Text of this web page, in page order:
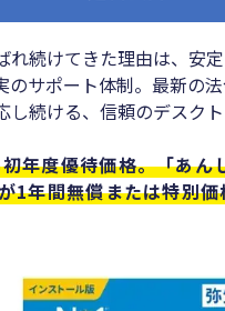
れ続けてきた理由は、安
のサポート体制。最新の
し続ける、信頼のデスク
年度優待価格。「あん
1年間無償または特別価